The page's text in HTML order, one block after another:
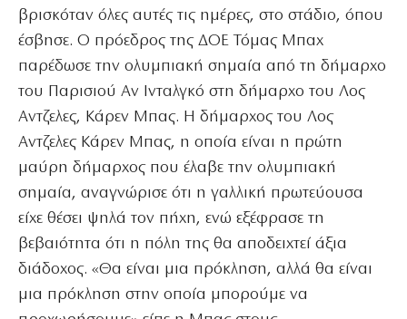
βρισκόταν όλες αυτές τις ημέρες, στο στάδιο, όπου
έσβησε. Ο πρόεδρος της ΔΟΕ Τόμας Μπαχ
παρέδωσε την ολυμπιακή σημαία από τη δήμαρχο
του Παρισιού Αν Ινταλγκό στη δήμαρχο του Λος
Αντζελες, Κάρεν Μπας. Η δήμαρχος του Λος
Αντζελες Κάρεν Μπας, η οποία είναι η πρώτη
μαύρη δήμαρχος που έλαβε την ολυμπιακή
σημαία, αναγνώρισε ότι η γαλλική πρωτεύουσα
είχε θέσει ψηλά τον πήχη, ενώ εξέφρασε τη
βεβαιότητα ότι η πόλη της θα αποδειχτεί άξια
διάδοχος. «Θα είναι μια πρόκληση, αλλά θα είναι
μια πρόκληση στην οποία μπορούμε να